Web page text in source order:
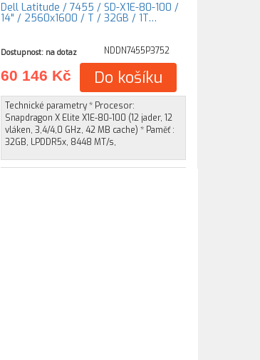
Dell Latitude / 7455 / SD-X1E-80-100 /
14" / 2560x1600 / T / 32GB / 1T…
Dostupnost: na dotaz NDDN7455P3752
60 146 Kč Do košíku
Technické parametry * Procesor:
Snapdragon X Elite X1E-80-100 (12 jader, 12
vláken, 3,4/4,0 GHz, 42 MB cache) * Paměť :
32GB, LPDDR5x, 8448 MT/s,